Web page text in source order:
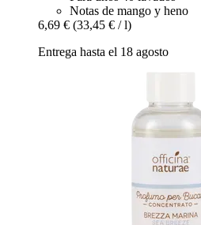
Notas de mango y heno
6,69 € (33,45 € / l)
Entrega hasta el 18 agosto